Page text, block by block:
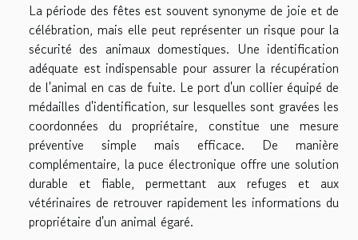
La période des fêtes est souvent synonyme de joie et de
célébration, mais elle peut représenter un risque pour la
sécurité des animaux domestiques. Une identification
adéquate est indispensable pour assurer la récupération
de l'animal en cas de fuite. Le port d'un collier équipé de
médailles d'identification, sur lesquelles sont gravées les
coordonnées du propriétaire, constitue une mesure
préventive simple mais efficace. De manière
complémentaire, la puce électronique offre une solution
durable et fiable, permettant aux refuges et aux
vétérinaires de retrouver rapidement les informations du
propriétaire d'un animal égaré.